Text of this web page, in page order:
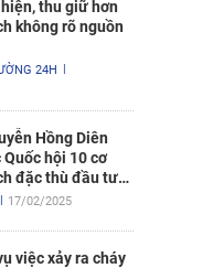
thu giữ hơn
không rõ nguồn
24H
Hồng Diên
hội 10 cơ
đặc thù đầu tư
điện hạt nhân
17/02/2025
việc xảy ra cháy